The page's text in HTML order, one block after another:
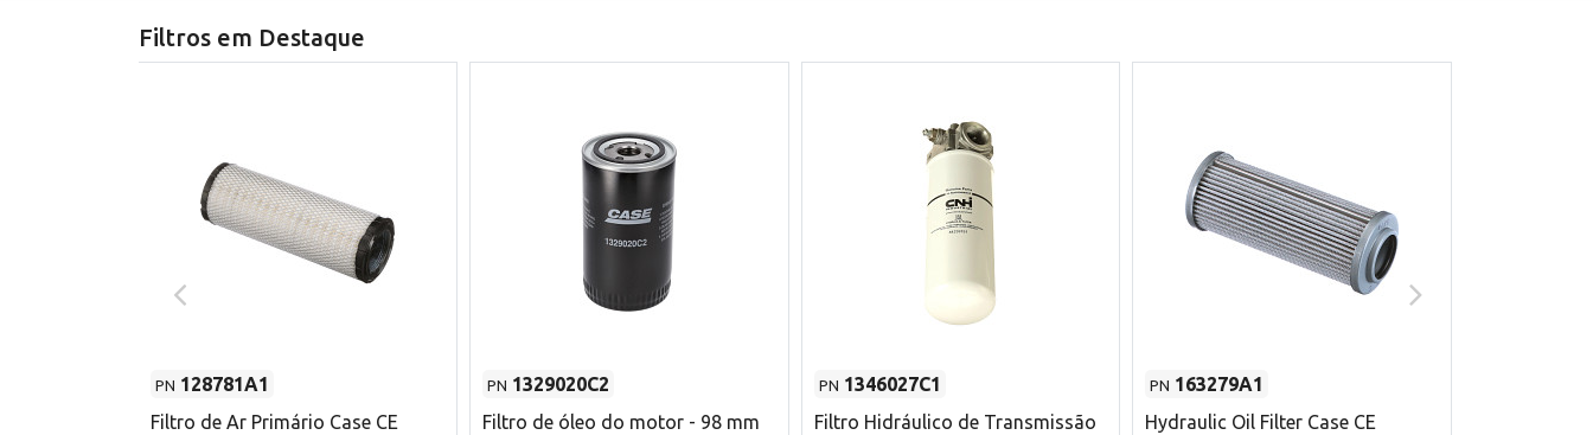
Filtros em Destaque
PN 128781A1
Filtro de Ar Primário Case CE
PN 1329020C2
Filtro de óleo do motor - 98 mm
PN 1346027C1
Filtro Hidráulico de Transmissão
PN 163279A1
Hydraulic Oil Filter Case CE